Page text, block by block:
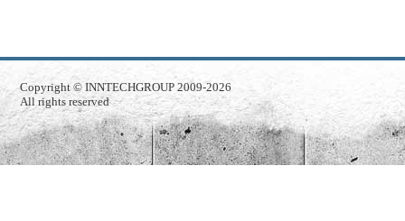
Copyright © INNTECHGROUP 2009-2026
All rights reserved